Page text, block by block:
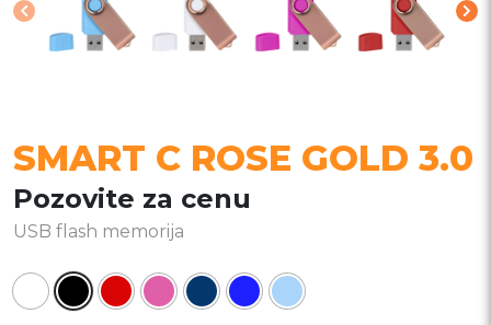
SMART C ROSE GOLD 3.0
Pozovite za cenu
USB flash memorija